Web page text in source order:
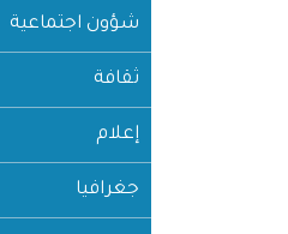
شؤون اجتماعية
ثقافة
إعلام
جغرافيا